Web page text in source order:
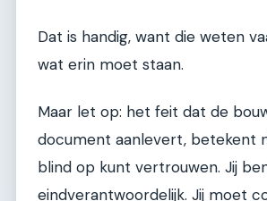
Dat is handig, want die weten
wat erin moet staan.
Maar let op: het feit dat de
document aanlevert, betekent
blind op kunt vertrouwen. Jij
eindverantwoordelijk. Jij moet